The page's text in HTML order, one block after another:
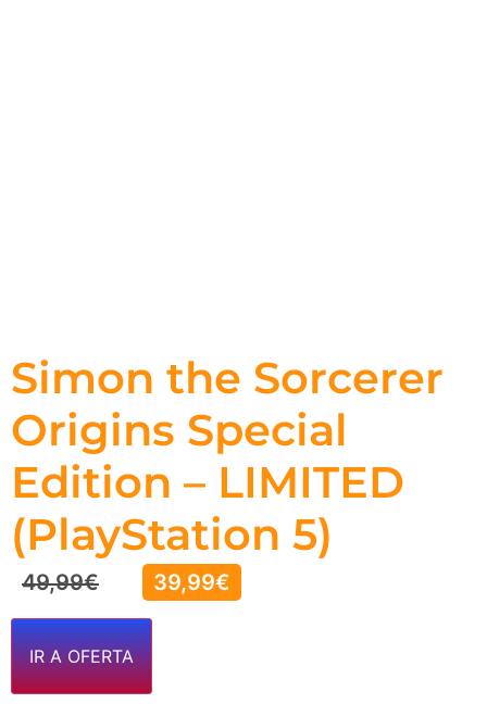
Simon the Sorcerer
Origins Special
Edition – LIMITED
(PlayStation 5)
49,99€ 39,99€
IR A OFERTA